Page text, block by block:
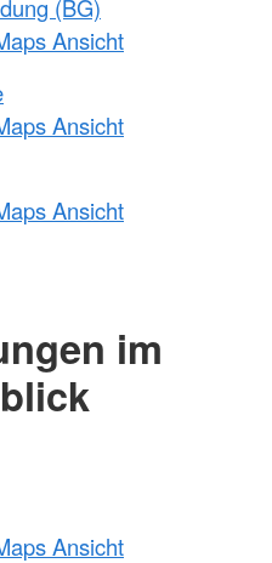
(BG)
Ansicht
Ansicht
Ansicht
im
Ansicht